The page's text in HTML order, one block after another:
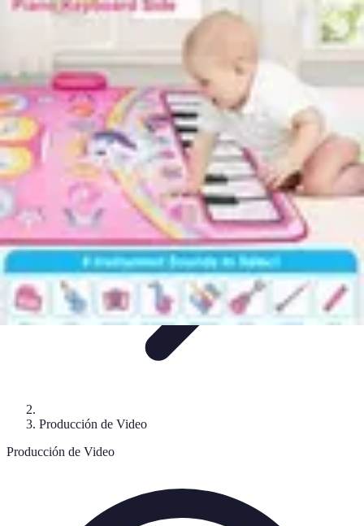
Video y Música
Creación de Videos
Producción de Videos
Video y Música
Producción de Video
Producción de Video